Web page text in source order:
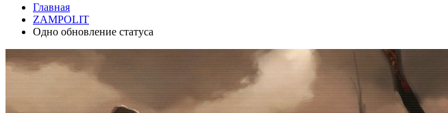
Главная
ZAMPOLIT
Одно обновление статуса